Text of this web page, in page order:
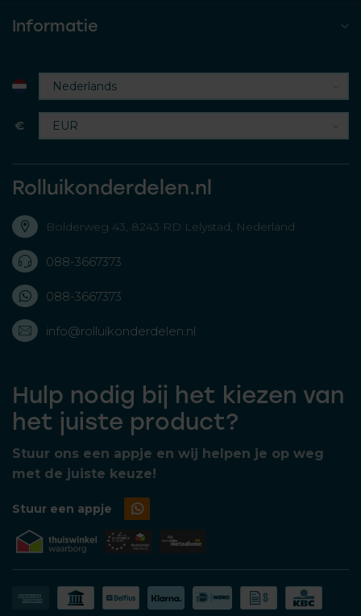
Informatie
€
Rolluikonderdelen.nl
Bolderweg 43, 8243 RD Lelystad, Nederland
088-3667373
088-3667373
info@rolluikonderdelen.nl
Hulp nodig bij het kiezen van
het juiste product?
Stuur ons een appje en wij helpen je op weg
met de juiste keuze!
Stuur een appje